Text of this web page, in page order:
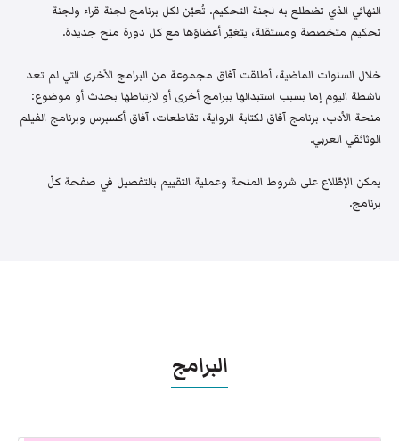
النهائي الذي تضطلع به لجنة التحكيم. تُعيّن لكل برنامج لجنة قراء ولجنة
تحكيم متخصصة ومستقلة، يتغيّر أعضاؤها مع كل دورة منح جديدة.
خلال السنوات الماضية، أطلقت آفاق مجموعة من البرامج الأخرى التي لم تعد
ناشطة اليوم إما بسبب استبدالها ببرامج أخرى أو لارتباطها بحدث أو موضوع:
منحة الأدب، برنامج آفاق لكتابة الرواية، تقاطعات، آفاق أكسبرس وبرنامج الفيلم
الوثائقي العربي.
يمكن الإطّلاع على شروط المنحة وعملية التقييم بالتفصيل في صفحة كلّ
برنامج.
البرامج